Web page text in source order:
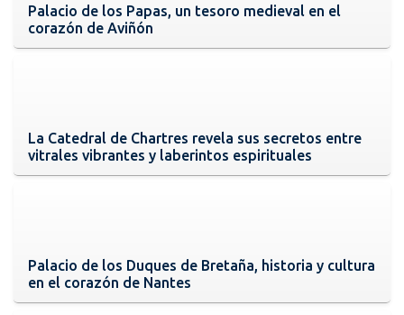
Palacio de los Papas, un tesoro medieval en el
corazón de Aviñón
La Catedral de Chartres revela sus secretos entre
vitrales vibrantes y laberintos espirituales
Palacio de los Duques de Bretaña, historia y cultura
en el corazón de Nantes